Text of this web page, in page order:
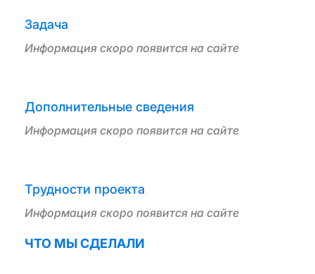
Задача
Информация скоро появится на сайте
Дополнительные сведения
Информация скоро появится на сайте
Трудности проекта
Информация скоро появится на сайте
ЧТО МЫ СДЕЛАЛИ